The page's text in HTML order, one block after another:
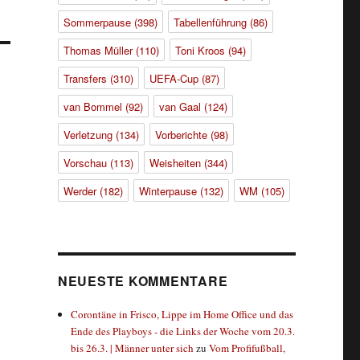
Sommerpause(398) Tabellenführung(86)
Thomas Müller(110) Toni Kroos (94)
Transfers (310) UEFA-Cup(87)
van Bommel (92) van Gaal (124)
Verletzung(134) Vorberichte(98)
Vorschau(113) Weisheiten(344)
Werder(182) Winterpause(132) WM (105)
NEUESTE KOMMENTARE
Corontäne in Frisco, Lippe im Home Office und das
Ende des Playboys - die Links der Woche vom 20.3.
bis 26.3. | Männer unter sich zuVom Profifußball,